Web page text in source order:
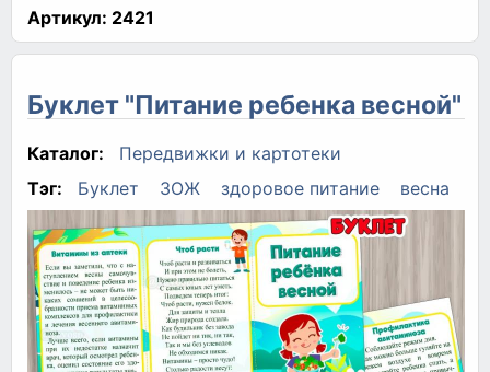
Артикул: 2421
Буклет "Питание ребенка весной"
Каталог:
Передвижки и картотеки
Тэг:
Буклет ЗОЖ здоровое питание весна